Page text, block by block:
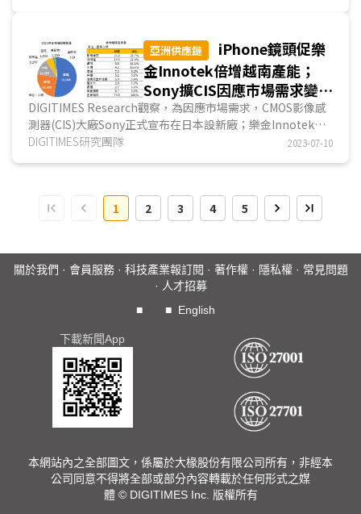
亞洲供應鏈
iPhone鏡頭促樂
金Innotek倍增越南產能；
Sony擴CIS因應市場需求變化
及技術推進；動力電池需求激
增促鋰資源爭奪戰悄然開打
DIGITIMES Research觀察，為因應市場需求，CMOS影像感
測器(CIS)大廠Sony正式宣布在日本設新廠；樂金Innotek
(LG Innotek)宣布將倍增越南海防廠手機鏡頭模組生...
DIGITIMES研究團隊 2023-07-10
1 2 3 4 5
關於我們 · 會員服務· 科技產業報訂閱 · 著作權· 隱私權· 常見問題
· 人才招募
■
■ English
下載新聞App
本網站內之全部圖文，係屬於大椽股份有限公司所有，非經本
公司同意不得將全部或部分內容轉載於任何形式之媒
體 © DIGITIMES Inc. 版權所有